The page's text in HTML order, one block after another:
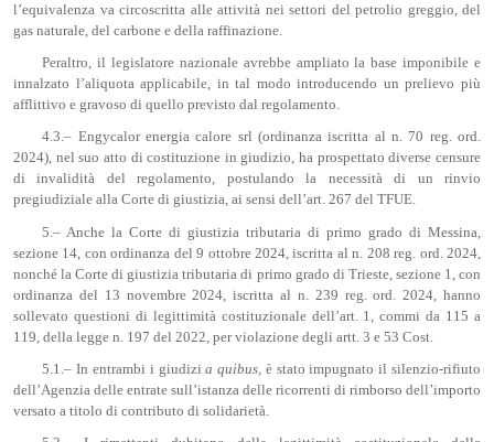
l’equivalenza va circoscritta alle attività nei settori del petrolio greggio, del
gas naturale, del carbone e della raffinazione.
Peraltro, il legislatore nazionale avrebbe ampliato la base imponibile e
innalzato l’aliquota applicabile, in tal modo introducendo un prelievo più
afflittivo e gravoso di quello previsto dal regolamento.
4.3.‒ Engycalor energia calore srl (ordinanza iscritta al n. 70 reg. ord.
2024), nel suo atto di costituzione in giudizio, ha prospettato diverse censure
di invalidità del regolamento, postulando la necessità di un rinvio
pregiudiziale alla Corte di giustizia, ai sensi dell’art. 267 del TFUE.
5.– Anche la Corte di giustizia tributaria di primo grado di Messina,
sezione 14, con ordinanza del 9 ottobre 2024, iscritta al n. 208 reg. ord. 2024,
nonché la Corte di giustizia tributaria di primo grado di Trieste, sezione 1, con
ordinanza del 13 novembre 2024, iscritta al n. 239 reg. ord. 2024, hanno
sollevato questioni di legittimità costituzionale dell’art. 1, commi da 115 a
119, della legge n. 197 del 2022, per violazione degli artt. 3 e 53 Cost.
5.1.– In entrambi i giudizia quibus , è stato impugnato il silenzio-rifiuto
dell’Agenzia delle entrate sull’istanza delle ricorrenti di rimborso dell’importo
versato a titolo di contributo di solidarietà.